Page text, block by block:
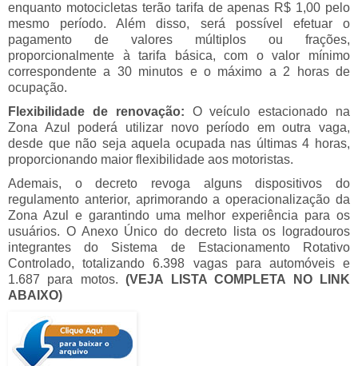
enquanto motocicletas terão tarifa de apenas R$ 1,00 pelo
mesmo período. Além disso, será possível efetuar o
pagamento de valores múltiplos ou frações,
proporcionalmente à tarifa básica, com o valor mínimo
correspondente a 30 minutos e o máximo a 2 horas de
ocupação.
Flexibilidade de renovação: O veículo estacionado na
Zona Azul poderá utilizar novo período em outra vaga,
desde que não seja aquela ocupada nas últimas 4 horas,
proporcionando maior flexibilidade aos motoristas.
Ademais, o decreto revoga alguns dispositivos do
regulamento anterior, aprimorando a operacionalização da
Zona Azul e garantindo uma melhor experiência para os
usuários. O Anexo Único do decreto lista os logradouros
integrantes do Sistema de Estacionamento Rotativo
Controlado, totalizando 6.398 vagas para automóveis e
1.687 para motos.(VEJA LISTA COMPLETA NO LINK
ABAIXO)